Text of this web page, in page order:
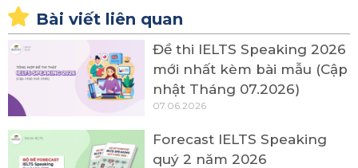
Bài viết liên quan
Đề thi IELTS Speaking 2026
mới nhất kèm bài mẫu (Cập
nhật Tháng 07.2026)
07.06.2026
Forecast IELTS Speaking
quý 2 năm 2026